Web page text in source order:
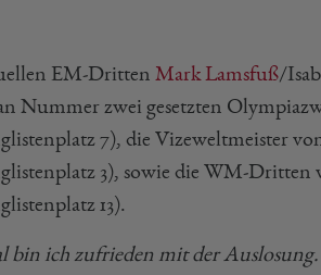
EM-Dritten Mark Lamsfuß/
Nummer zwei gesetzten
7), die Vizeweltmeister
3), sowie die WM-Dritten
13).
bin ich zufrieden mit der